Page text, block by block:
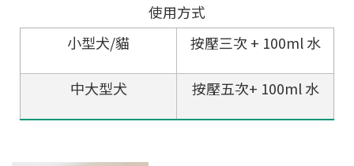
小型犬/貓 按壓三次 + 100ml 水
中大型犬 按壓五次+ 100ml 水
使用方式